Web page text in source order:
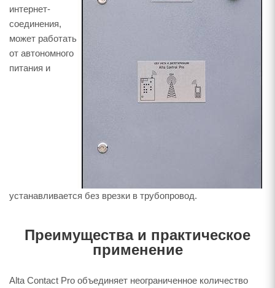
интернет-
соединения,
может работать
от автономного
питания и
устанавливается без врезки в трубопровод.
Преимущества и практическое
применение
Alta Contact Pro объединяет неограниченное количество